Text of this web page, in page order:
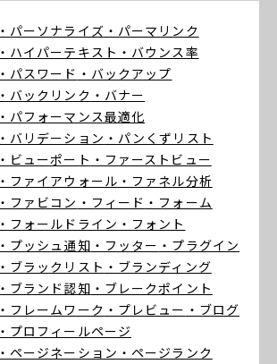
・パーソナライズ ・パーマリンク
・ハイパーテキスト ・バウンス率
・パスワード ・バックアップ
・バックリンク ・バナー
・パフォーマンス最適化
・バリデーション ・パンくずリスト
・ビューポート ・ファーストビュー
・ファイアウォール ・ファネル分析
・ファビコン ・フィード ・フォーム
・フォールドライン ・フォント
・プッシュ通知 ・フッター ・プラグイン
・ブラックリスト ・ブランディング
・ブランド認知 ・ブレークポイント
・フレームワーク ・プレビュー ・ブログ
・プロフィールページ
・ページネーション ・ページランク